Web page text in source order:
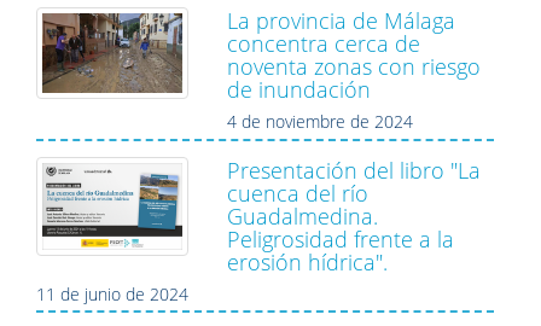
La provincia de Málaga
concentra cerca de
noventa zonas con riesgo
de inundación
4 de noviembre de 2024
Presentación del libro "La
cuenca del río
Guadalmedina.
Peligrosidad frente a la
erosión hídrica".
11 de junio de 2024